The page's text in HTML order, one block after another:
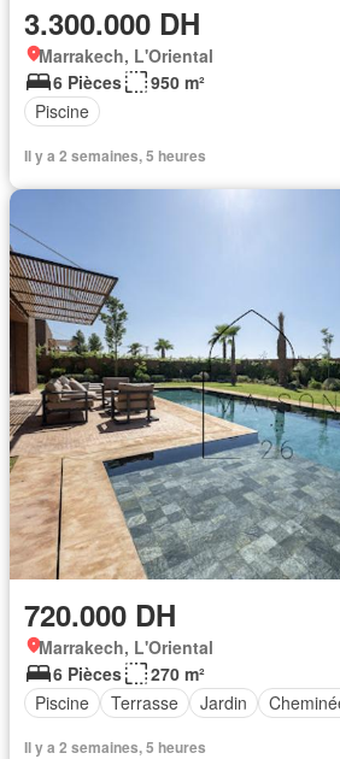
3.300.000 DH
Marrakech, L'Oriental
6 Pièces
950 m²
Piscine
Il y a 2 semaines, 5 heures
720.000 DH
Marrakech, L'Oriental
6 Pièces
270 m²
Piscine
Terrasse Jardin
Il y a 2 semaines, 5 heures